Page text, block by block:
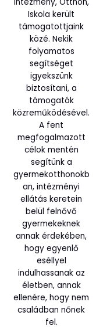
Iskola került
támogatottjaink
közé. Nekik
folyamatos
segítséget
igyekszünk
biztosítani, a
támogatók
közreműködésével.
A fent
megfogalmazott
célok mentén
segítünk a
gyermekotthonokb
an, intézményi
ellátás keretein
belül felnővő
gyermekeknek
annak érdekében,
hogy egyenlő
eséllyel
indulhassanak az
életben, annak
ellenére, hogy nem
családban nőnek
fel.